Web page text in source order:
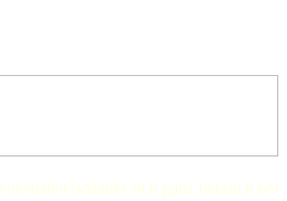
bedankt sich ganz herzlich bei